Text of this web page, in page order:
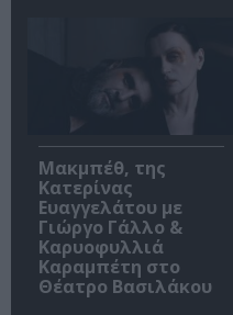
Μακμπέθ, της
Κατερίνας
Ευαγγελάτου με
Γιώργο Γάλλο &
Καρυοφυλλιά
Καραμπέτη στο
Θέατρο Βασιλάκου